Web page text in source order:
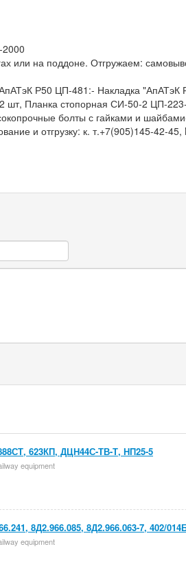
или на поддоне. Отгружаем:
Р50 ЦП-481:- Накладка
шт, Планка стопорная СИ-50-2 ЦП-
болты с гайками и
и отгрузку: к. т.+7(905)145-42-
623КП, ДЦН44С-ТВ-Т, НП25-5
equipment
8Д2.966.085, 8Д2.966.063-7, 402/
equipment